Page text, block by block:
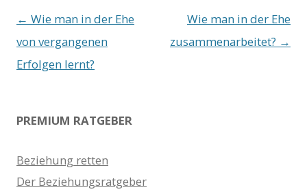
Beitrags-
Navigation
← Wie man in der Ehe
von vergangenen
Erfolgen lernt?
Wie man in der Ehe
zusammenarbeitet? →
PREMIUM RATGEBER
Beziehung retten
Der Beziehungsratgeber